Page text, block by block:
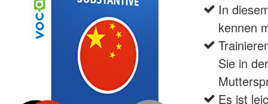
In
kennen
Sie in
Es ist